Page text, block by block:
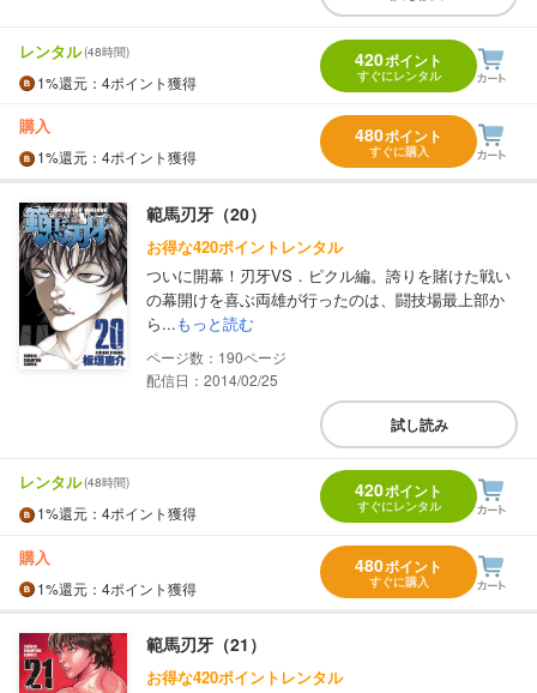
レンタル(48時間)
1%還元 ：4ポイント獲得
420ポイント
すぐにレンタル
購入
1%還元 ：4ポイント獲得
480ポイント
すぐに購入
範馬刃牙（20）
お得な420ポイントレンタル
ついに開幕！刃牙VS．ピクル編。誇りを賭けた戦い
の幕開けを喜ぶ両雄が行ったのは、闘技場最上部か
ら...もっと読む
190
配信日：2014/02/25
試し読み
レンタル(48時間)
1%還元 ：4ポイント獲得
420ポイント
すぐにレンタル
購入
1%還元 ：4ポイント獲得
480ポイント
すぐに購入
範馬刃牙（21）
お得な420ポイントレンタル